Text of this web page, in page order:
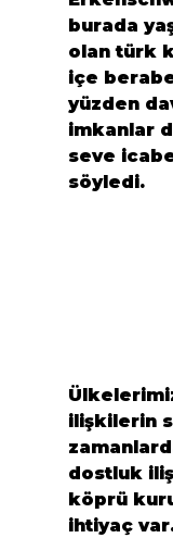
burada
olan türk
içe
yüzden
imkanlar
seve
söyledi.
ilişkilerin
dostluk
köprü
ihtiyaç